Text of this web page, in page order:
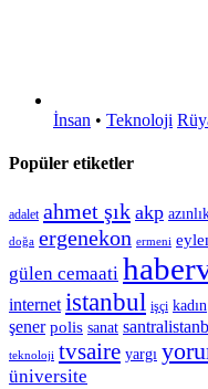
İnsan • Teknoloji
Popüler etiketler
adalet ahmet şık akp
doğa ergenekon ermeni
gülen cemaati
internet istanbul işçi kadın
şener polis sanat
teknoloji tvsaire yargı
üniversite